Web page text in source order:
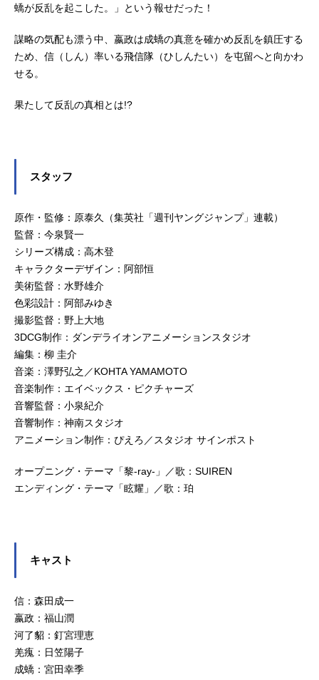
蟜が反乱を起こした。」という報せだった！
謀略の気配も漂う中、嬴政は成蟜の真意を確かめ反乱を鎮圧する
ため、信（しん）率いる飛信隊（ひしんたい）を屯留へと向かわ
せる。
果たして反乱の真相とは!?
スタッフ
原作・監修：原泰久（集英社「週刊ヤングジャンプ」連載）
監督：今泉賢一
シリーズ構成：高木登
キャラクターデザイン：阿部恒
美術監督：水野雄介
色彩設計：阿部みゆき
撮影監督：野上大地
3DCG制作：ダンデライオンアニメーションスタジオ
編集：柳 圭介
音楽：澤野弘之／KOHTA YAMAMOTO
音楽制作：エイベックス・ピクチャーズ
音響監督：小泉紀介
音響制作：神南スタジオ
アニメーション制作：ぴえろ／スタジオ サインポスト
オープニング・テーマ「黎-ray-」／歌：SUIREN
エンディング・テーマ「眩耀」／歌：珀
キャスト
信：森田成一
嬴政：福山潤
河了貂：釘宮理恵
羌瘣：日笠陽子
成蟜：宮田幸季